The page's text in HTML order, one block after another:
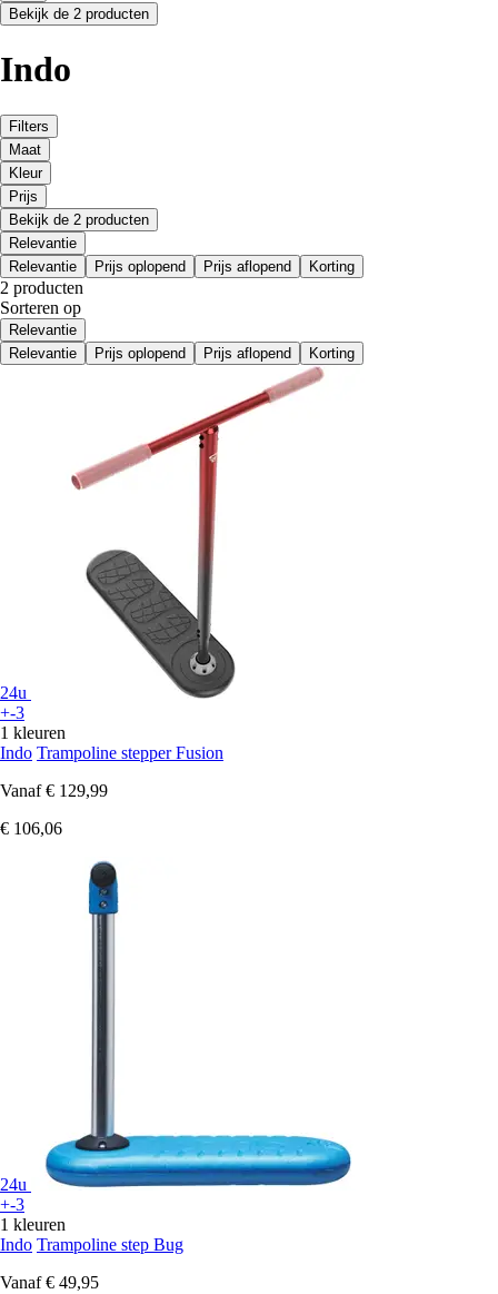
Bekijk de 2 producten
Indo
Filters
Maat
Kleur
Prijs
Bekijk de 2 producten
Relevantie
Relevantie
Prijs oplopend Prijs aflopend Korting
2 producten
Sorteren op
Relevantie
Relevantie
Prijs oplopend Prijs aflopend Korting
24u
+-3
1 kleuren
Indo Trampoline stepper Fusion
Vanaf € 129,99
€ 106,06
24u
+-3
1 kleuren
Indo Trampoline step Bug
Vanaf € 49,95